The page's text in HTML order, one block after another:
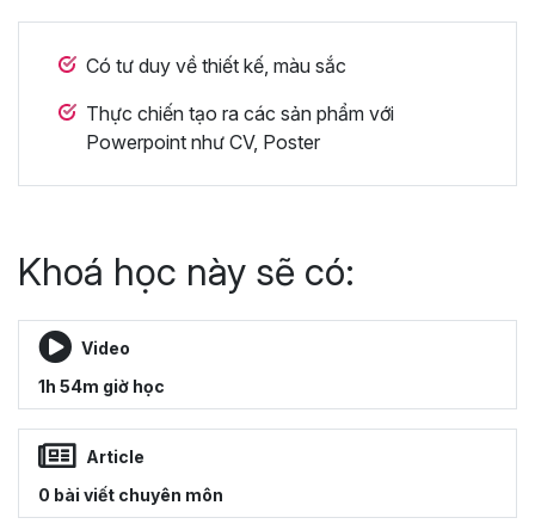
Có tư duy về thiết kế, màu sắc
Thực chiến tạo ra các sản phẩm với
Powerpoint như CV, Poster
Khoá học này sẽ có:
Video
1h 54m giờ học
Article
0 bài viết chuyên môn